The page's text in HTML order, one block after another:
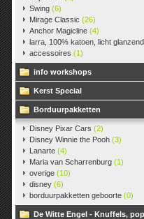
Swing (6)
Mirage Classic (26)
Anchor Magicline (4)
larra, 100% katoen, licht
accessoires (1)
info workshops
Kerst Special
Borduurpakketten
Disney Pixar Cars (2)
Disney Winnie the Pooh (3)
Lanarte (4)
Maria van Scharrenburg (1)
overige (10)
disney (6)
borduurpakketten geboorte (0)
De Witte Engel - Knuffels,